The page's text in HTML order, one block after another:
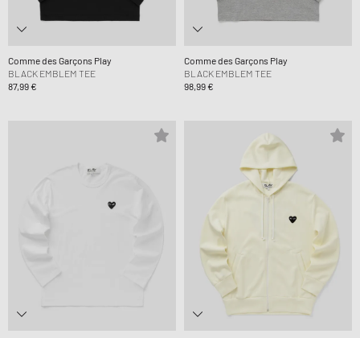
Comme des Garçons Play
BLACK EMBLEM TEE
87,99 €
Comme des Garçons Play
BLACK EMBLEM TEE
98,99 €